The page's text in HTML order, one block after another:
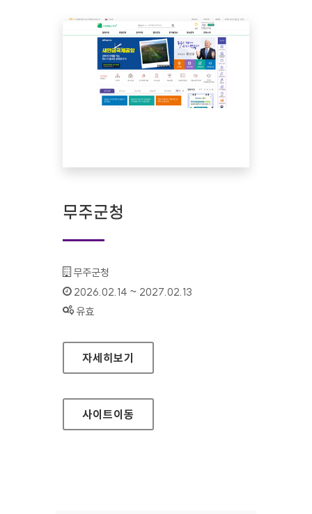
무주군청
기관명 :
무주군청
인증기간 :
2026.02.14 ~ 2027.02.13
상태 :
유효
무주군청
자세히보기
사이트이동